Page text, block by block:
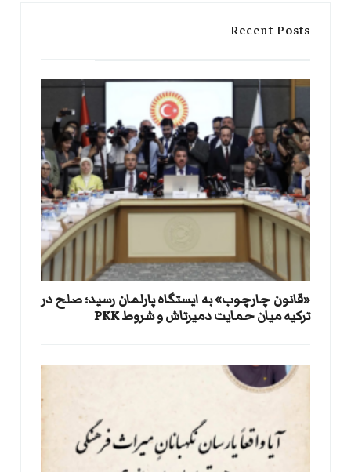
Recent Posts
«قانون چارچوب» به ایستگاه پارلمان رسید؛ صلح در
ترکیه میان حمایت دمیرتاش و شروط PKK